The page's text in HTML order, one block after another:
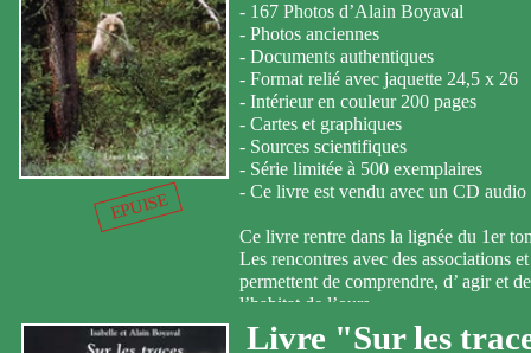
Livre "Sur les
EPUISE
- 167 Photos d’Alain Boyaval
- Photos anciennes
- Documents authentiques
- Format relié avec jaquette 24,5 x 26
- Intérieur en couleur 200 pages
- Cartes et graphiques
- Sources scientifiques
- Série limitée à 500 exemplaires
- Ce livre est vendu avec un CD audio
Ce livre rentre dans la lignée du 1er
Les rencontres avec des associations
permettent de comprendre, d’ agir et
l’habitat de l’ours.
Le passionné y trouvera de multiples
l’Alberta, les Territoires du Nord-